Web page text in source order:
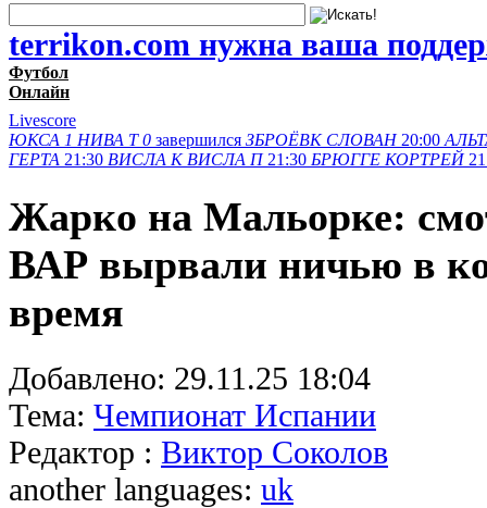
terrikon.com нужна ваша
Футбол
Онлайн
Livescore
ЮКСА 1 НИВА Т 0 завершился ЗБРОЁВК СЛОВАН 20:00
ГЕРТА 21:30 ВИСЛА K ВИСЛА П 21:30 БРЮГГЕ КОРТРЕЙ
Жарко на Мальорке:
ВАР вырвали ничью в
время
Добавлено: 29.11.25 18:04
Тема: Чемпионат Испании
Редактор : Виктор Соколов
another languages: uk